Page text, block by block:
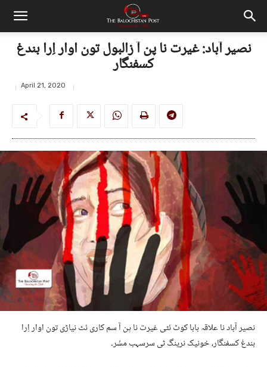
نصیر آباد: غیرت نا پن آ زالبول تون اوار اِرا بندغ
کسفنگار
April 21, 2020
نصیر آباد نا علاقہ بابا کوٹ ئٹی غیرت نا پن آ سم کاری ئٹ نیاڑی تون اوار اِرا
بندغ کسفنگار، خونیک نرینگ ٹی سرسہب مسُر۔